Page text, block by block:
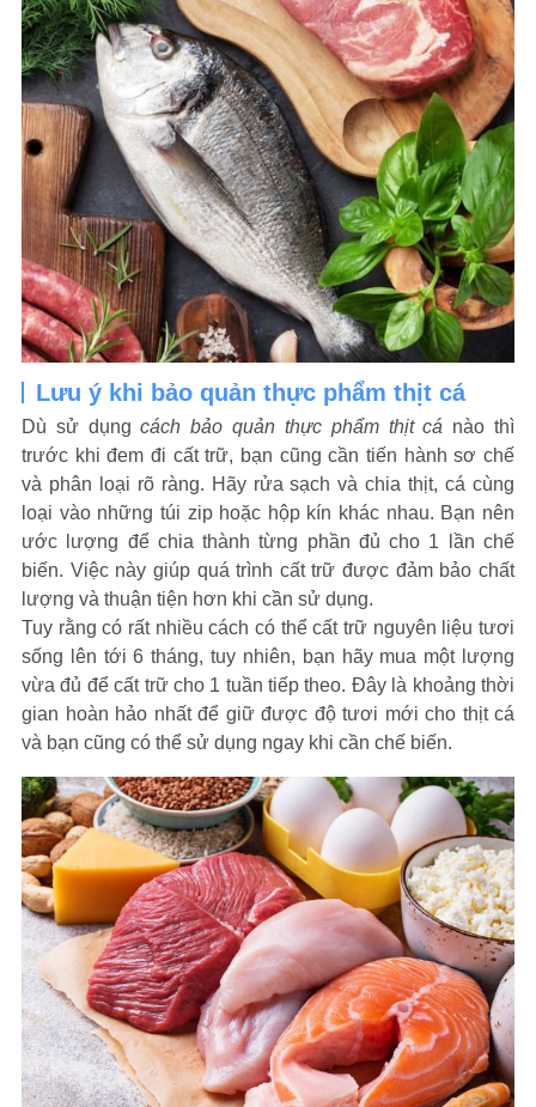
Lưu ý khi bảo quản thực phẩm thịt cá
Dù sử dụngcách bảo quản thực phẩm thịt cá nào thì
trước khi đem đi cất trữ, bạn cũng cần tiến hành sơ chế
và phân loại rõ ràng. Hãy rửa sạch và chia thịt, cá cùng
loại vào những túi zip hoặc hộp kín khác nhau. Bạn nên
ước lượng để chia thành từng phần đủ cho 1 lần chế
biến. Việc này giúp quá trình cất trữ được đảm bảo chất
lượng và thuận tiện hơn khi cần sử dụng.
Tuy rằng có rất nhiều cách có thể cất trữ nguyên liệu tươi
sống lên tới 6 tháng, tuy nhiên, bạn hãy mua một lượng
vừa đủ để cất trữ cho 1 tuần tiếp theo. Đây là khoảng thời
gian hoàn hảo nhất để giữ được độ tươi mới cho thịt cá
và bạn cũng có thể sử dụng ngay khi cần chế biến.